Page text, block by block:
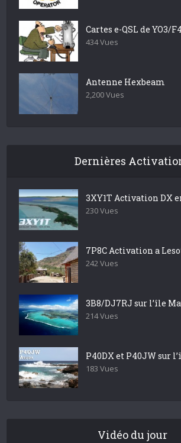
Cartes e-QSL de YO3/
434 Vues
Antenne Hexbeam
2,200 Vues
Dernières
3XY1T Activation DX
230 Vues
7P8C Activation a
242 Vues
3B8/DJ7RJ sur l’île
214 Vues
P40DX et P40JW sur
183 Vues
Vidéo du jour